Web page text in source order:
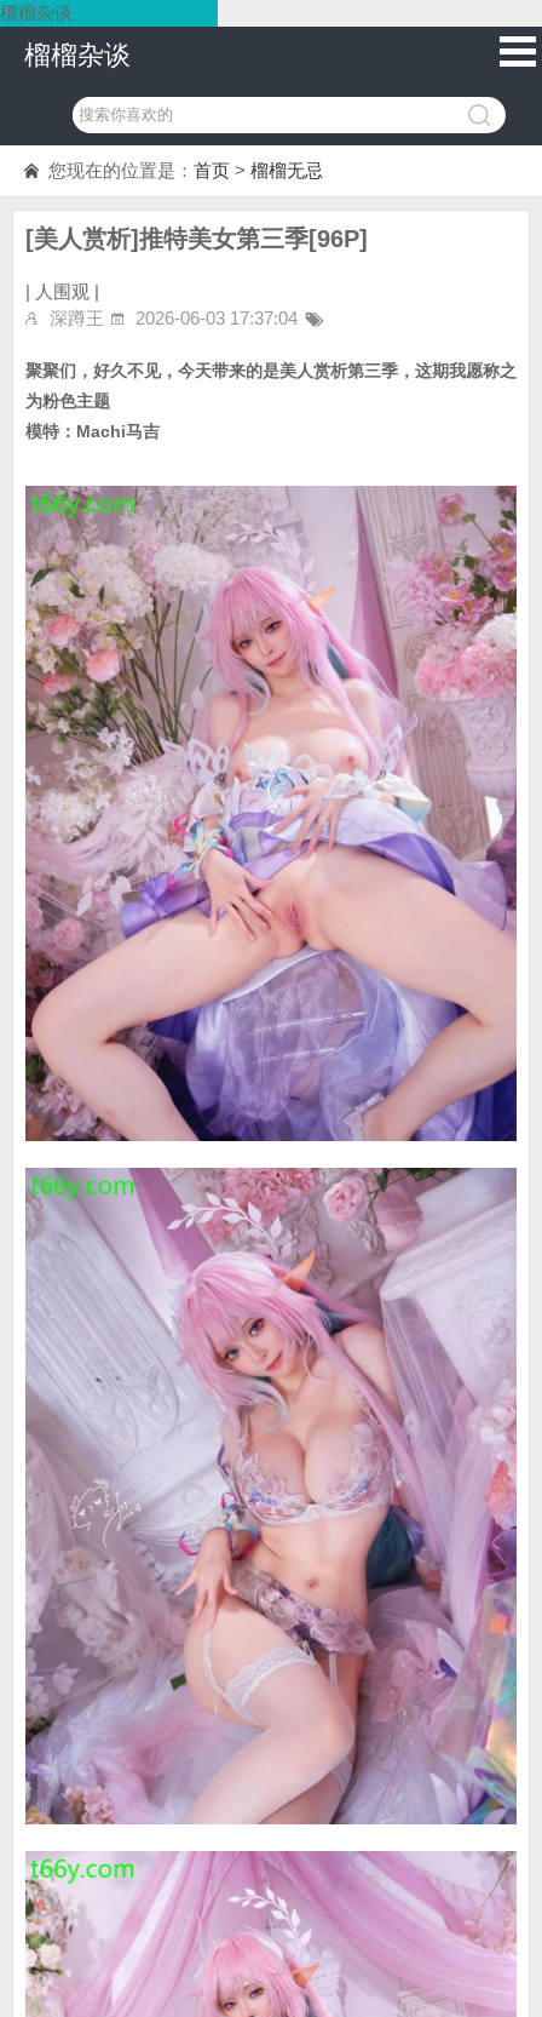
榴榴杂谈
榴榴杂谈
您现在的位置是： 首页 > 榴榴无忌
[美人赏析]推特美女第三季[96P]
| 人围观 |
深蹲王
2026-06-03 17:37:04
聚聚们，好久不见，今天带来的是美人赏析第三季，这期我愿称之
为粉色主题
模特：Machi马吉